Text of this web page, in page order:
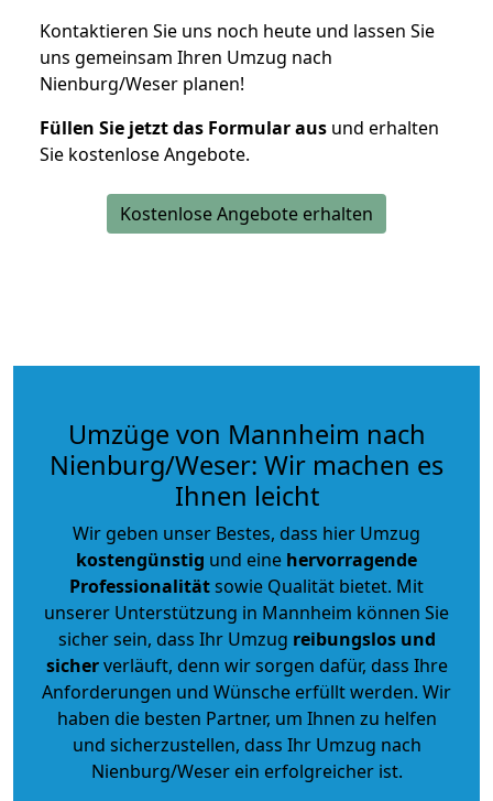
Kontaktieren Sie uns noch heute und lassen Sie
uns gemeinsam Ihren Umzug nach
Nienburg/Weser planen!
Füllen Sie jetzt das Formular aus und erhalten
Sie kostenlose Angebote.
Kostenlose Angebote erhalten
Umzüge von Mannheim nach
Nienburg/Weser: Wir machen es
Ihnen leicht
Wir geben unser Bestes, dass hier Umzug
kostengünstig und eine hervorragende
Professionalitätsowie Qualität bietet. Mit
unserer Unterstützung in Mannheim können Sie
sicher sein, dass Ihr Umzug reibungslos und
sicherverläuft, denn wir sorgen dafür, dass Ihre
Anforderungen und Wünsche erfüllt werden. Wir
haben die besten Partner, um Ihnen zu helfen
und sicherzustellen, dass Ihr Umzug nach
Nienburg/Weser ein erfolgreicher ist.